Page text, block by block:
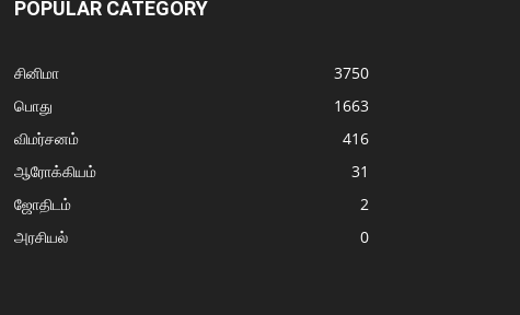
POPULAR CATEGORY
சினிமா
3750
பொது
1663
விமர்சனம்
416
ஆரோக்கியம்
31
ஜோதிடம்
2
அரசியல்
0